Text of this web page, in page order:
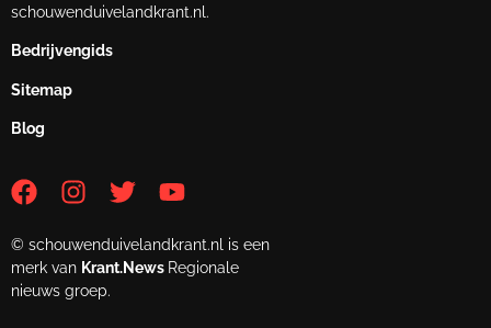
schouwenduivelandkrant.nl.
Bedrijvengids
Sitemap
Blog
© schouwenduivelandkrant.nl is een
merk van Krant.News Regionale
nieuws groep.